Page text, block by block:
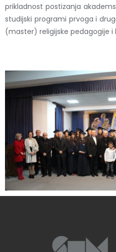
prikladnost postizanja
studijski programi prvoga i
(master) religijske pedagogije i